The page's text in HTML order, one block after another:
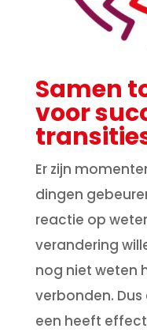
Samen
voor
Er zijn
dingen
reactie op
verandering
nog niet weten
verbonden.
een heeft